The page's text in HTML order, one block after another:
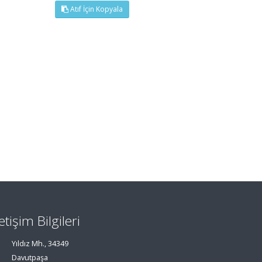
Atıf İçin Kopyala
Bilgileri
Yıldız Mh., 34349
Davutpaşa